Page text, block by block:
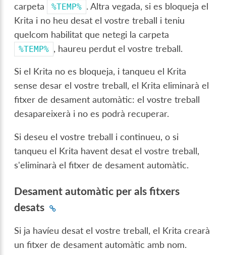
carpeta
%TEMP% . Altra vegada, si es bloqueja el
Krita i no heu desat el vostre treball i teniu
quelcom habilitat que netegi la carpeta
%TEMP% , haureu perdut el vostre treball.
Si el Krita no es bloqueja, i tanqueu el Krita
sense desar el vostre treball, el Krita eliminarà el
fitxer de desament automàtic: el vostre treball
desapareixerà i no es podrà recuperar.
Si deseu el vostre treball i continueu, o si
tanqueu el Krita havent desat el vostre treball,
s'eliminarà el fitxer de desament automàtic.
Desament automàtic per als fitxers
desats
Si ja havíeu desat el vostre treball, el Krita crearà
un fitxer de desament automàtic amb nom.